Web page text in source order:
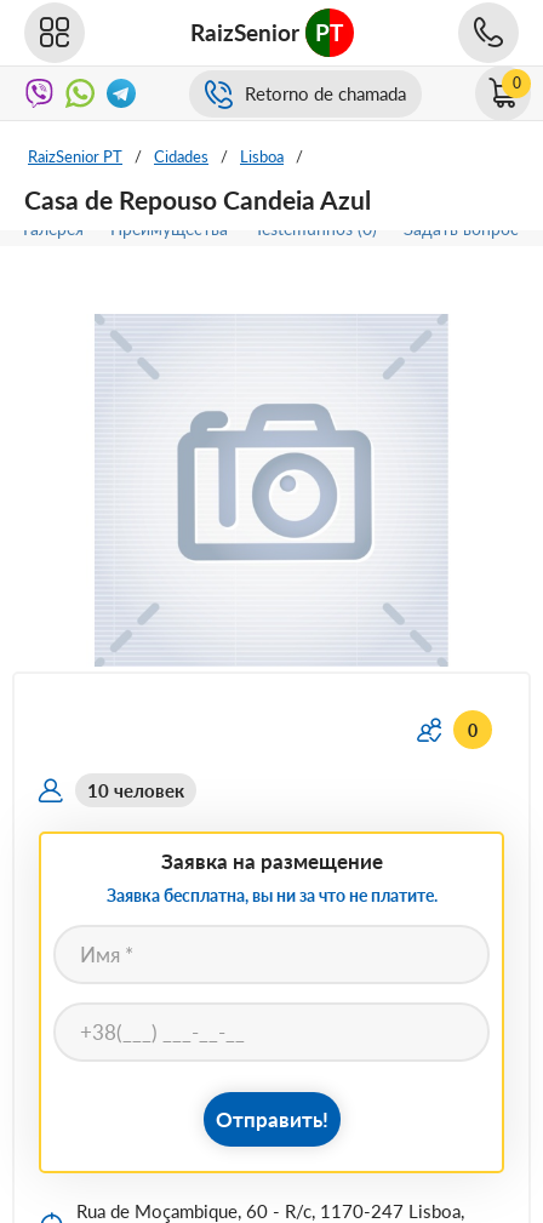
RaizSenior PT
Retorno de chamada 0
RaizSenior PT / Cidades / Lisboa /
Casa de Repouso Candeia Azul
Галерея Преимущества Testemunhos (0) Задать вопрос
0
10 человек
Заявка на размещение
Заявка бесплатна, вы ни за что не платите.
Отправить!
Rua de Moçambique, 60 - R/c, 1170-247 Lisboa,